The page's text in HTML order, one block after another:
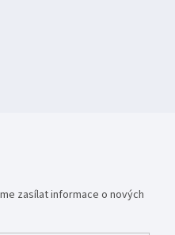
zasílat informace o nových